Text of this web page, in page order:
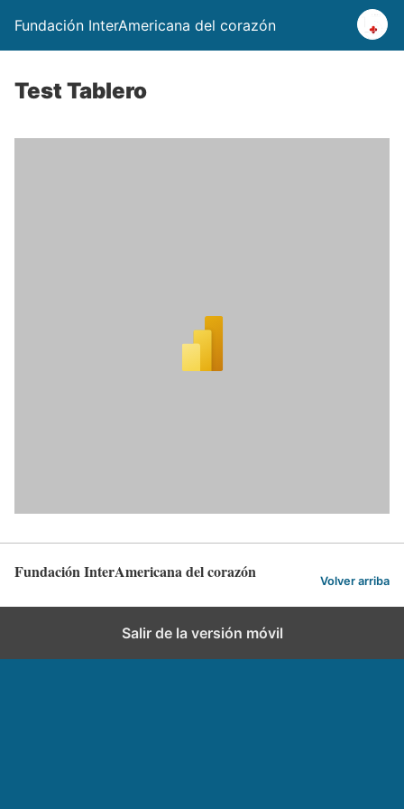
Fundación InterAmericana del corazón
Test Tablero
Fundación InterAmericana del corazón Volver arriba
Salir de la versión móvil